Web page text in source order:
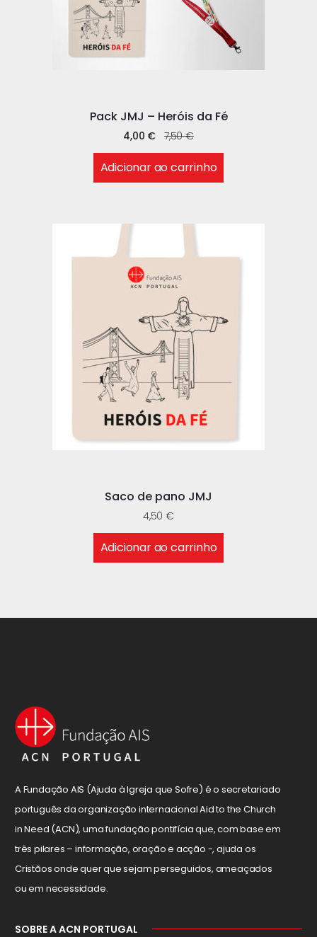
Pack JMJ – Heróis da Fé
7,50€
4,00 €
Adicionar ao carrinho
Saco de pano JMJ
4,50€
Adicionar ao carrinho
A Fundação AIS (Ajuda à Igreja que Sofre) é o secretariado
português da organização internacional Aid to the Church
in Need (ACN), uma fundação pontifícia que, com base em
três pilares – informação, oração e acção -, ajuda os
Cristãos onde quer que sejam perseguidos, ameaçados
ou em necessidade.
SOBRE A ACN PORTUGAL